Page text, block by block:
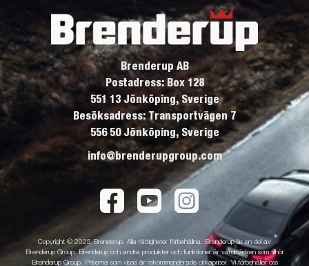
Brenderup AB
Postadress: Box 128
551 13 Jönköping, Sverige
Besöksadress: Transportvägen 7
556 50 Jönköping, Sverige
info@brenderupgroup.com
Copyright © 2025 Brenderup. Alla rättigheter förbehållna. Brenderup är en del av
Brenderup Group. Brenderup och andra produkter och funktioner är varumärken som tillhör
Brenderup Group. Priserna som visas är rekommenderade cirkapriser. Vi förbehåller oss